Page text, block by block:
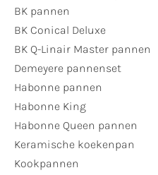
BK pannen
BK Conical Deluxe
BK Q-Linair Master pannen
Demeyere pannenset
Habonne pannen
Habonne King
Habonne Queen pannen
Keramische koekenpan
Kookpannen